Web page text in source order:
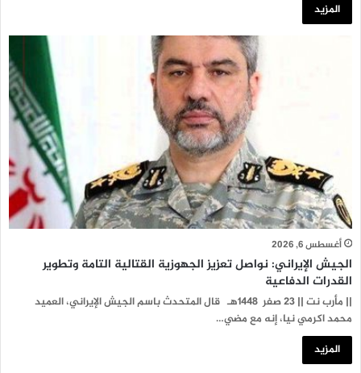
المزيد
أغسطس 6, 2026
الجيش الإيراني: نواصل تعزيز الجهوزية القتالية التامة وتطوير
القدرات الدفاعية
|| مأرب نت || 23 صفر 1448هـ قال المتحدث باسم الجيش الإيراني، العميد
محمد اكرمي نيا، إنه مع مضي…
المزيد